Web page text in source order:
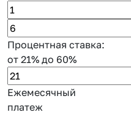
Процентная ставка:
от 21% до 60%
Ежемесячный
платеж